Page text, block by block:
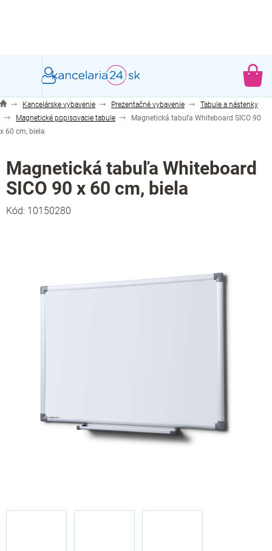
Kancelárske vybavenie Prezentačné vybavenie
Tabule a nástenky
Magnetické popisovacie tabule
Magnetická tabuľa Whiteboard SICO 90
x 60 cm, biela
Magnetická tabuľa Whiteboard
SICO 90 x 60 cm, biela
Kód: 10150280